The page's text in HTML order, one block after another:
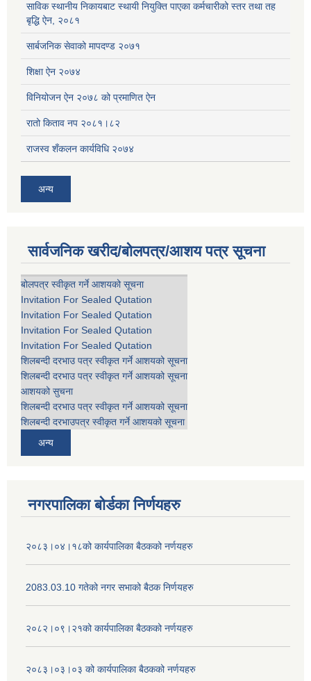
साविक स्थानीय निकायबाट स्थायी नियुक्ति पाएका कर्मचारीको स्तर तथा तह
बृद्धि ऐन, २०८१
सार्बजनिक सेवाको मापदण्ड २०७१
शिक्षा ऐन २०७४
विनियोजन ऐन २०७८ को प्रमाणित ऐन
रातो किताव नप २०८१।८२
राजस्व शँकलन कार्यविधि २०७४
अन्य
सार्वजनिक खरीद/बोलपत्र/आशय पत्र सूचना
बोलपत्र स्वीकृत गर्ने आशयको सूचना
Invitation For Sealed Qutation
Invitation For Sealed Qutation
Invitation For Sealed Qutation
Invitation For Sealed Qutation
शिलबन्दी दरभाउ पत्र स्वीकृत गर्ने आशयको सूचना
शिलबन्दी दरभाउ पत्र स्वीकृत गर्ने आशयको सूचना
आशयको सुचना
शिलबन्दी दरभाउ पत्र स्वीकृत गर्ने आशयको सूचना
शिलबन्दी दरभाउपत्र स्वीकृत गर्ने आशयको सूचना
अन्य
नगरपालिका बोर्डका निर्णयहरु
२०८३।०४।१८को कार्यपालिका बैठकको नर्णयहरु
2083.03.10 गतेको नगर सभाको बैठक निर्णयहरु
२०८२।०९।२१को कार्यपालिका बैठकको नर्णयहरु
२०८३।०३।०३ को कार्यपालिका बैठकको नर्णयहरु